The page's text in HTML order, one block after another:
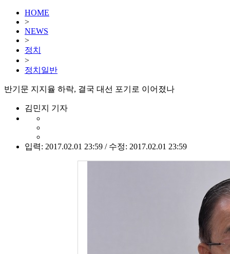
HOME
>
NEWS
>
정치
>
정치일반
반기문 지지율 하락, 결국 대선 포기로 이어졌나
김민지 기자
입력: 2017.02.01 23:59 / 수정: 2017.02.01 23:59